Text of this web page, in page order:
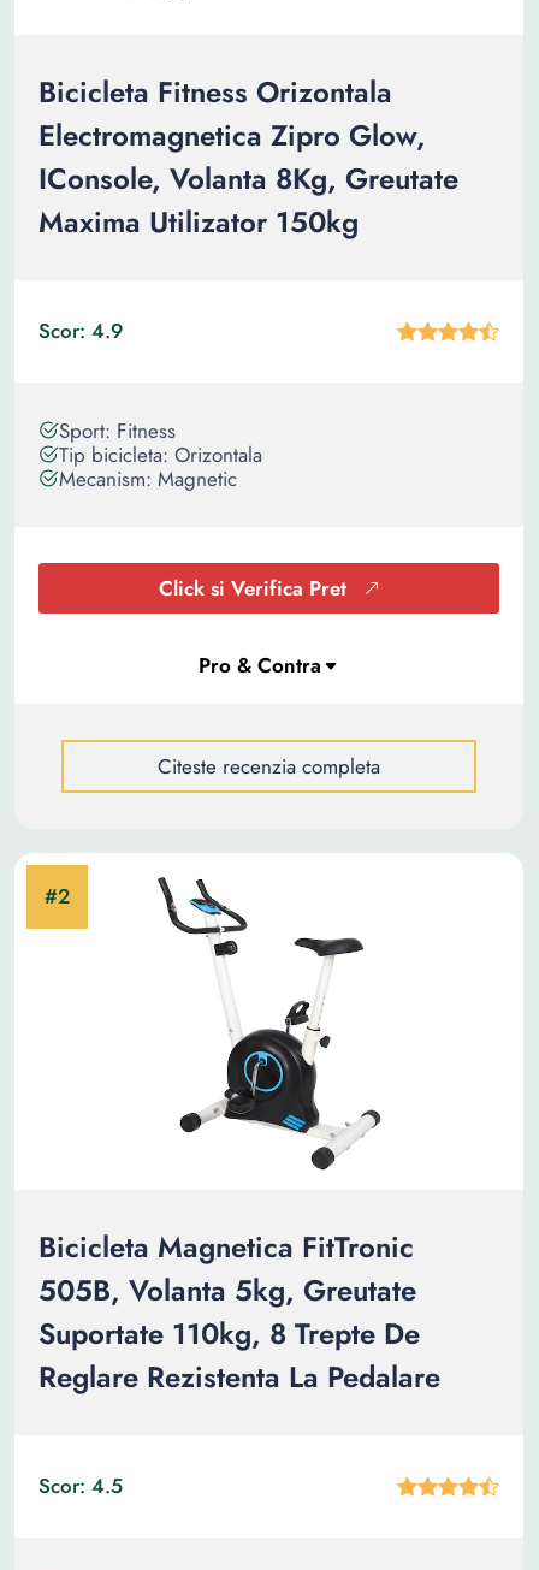
Bicicleta Fitness Orizontala
Electromagnetica Zipro Glow,
IConsole, Volanta 8Kg, Greutate
Maxima Utilizator 150kg
Scor: 4.9
Sport: Fitness
Tip bicicleta: Orizontala
Mecanism: Magnetic
Click si Verifica Pret
Citeste recenzia completa
Bicicleta Magnetica FitTronic
505B, Volanta 5kg, Greutate
Suportate 110kg, 8 Trepte De
Reglare Rezistenta La Pedalare
Scor: 4.5